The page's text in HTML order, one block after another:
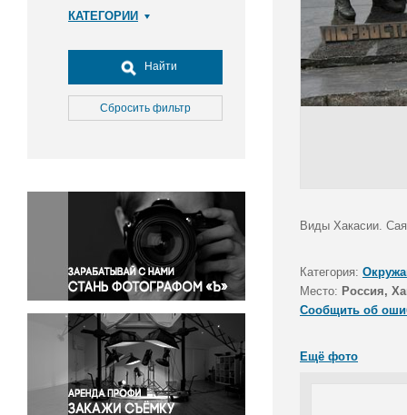
КАТЕГОРИИ
Досуг, туризм и отдых
Культура
Медицина
Окружающая среда
Политика
Правосудие
Происшествия и конфликты
Религия
Светская жизнь
Спорт
Экология
Экономика и бизнес
Найти
Сбросить фильтр
Виды Хакасии.
Категория:
Место: Россия,
Сообщить об
Ещё фото